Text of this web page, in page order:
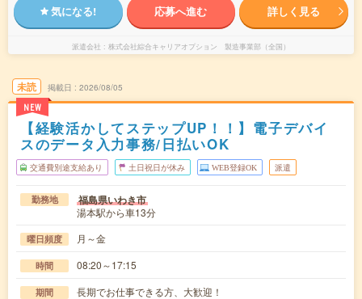
気になる! 応募へ進む 詳しく見る
派遣会社 株式会社綜合キャリアオプション 製造事業部（全国）
未読
NEW
掲載日 2026/08/05
【経験活かしてステップUP！！】電子デバイ
スのデータ入力事務/日払いOK
交通費別途支給あり 土日祝日が休み WEB登録OK 派遣
勤務地 福島県いわき市
湯本駅から車13分
曜日頻度 月～金
時間 08:20～17:15
期間 長期でお仕事できる方、大歓迎！